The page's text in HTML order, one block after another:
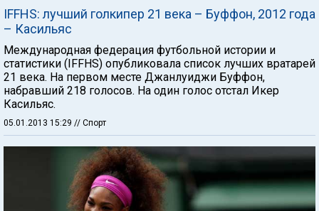
IFFHS: лучший голкипер 21 века – Буффон, 2012 года
– Касильяс
Международная федерация футбольной истории и
статистики (IFFHS) опубликовала список лучших вратарей
21 века. На первом месте Джанлуиджи Буффон,
набравший 218 голосов. На один голос отстал Икер
Касильяс.
05.01.2013 15:29 // Спорт